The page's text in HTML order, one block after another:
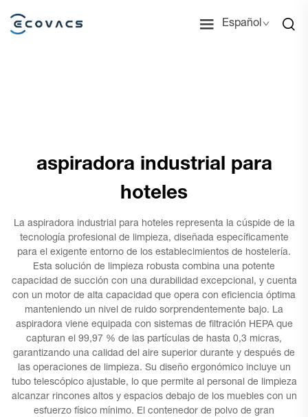
Español
aspiradora industrial para
hoteles
La aspiradora industrial para hoteles representa la cúspide de la
tecnología profesional de limpieza, diseñada específicamente
para el exigente entorno de los establecimientos de hostelería.
Esta solución de limpieza robusta combina una potente
capacidad de succión con una durabilidad excepcional, y cuenta
con un motor de alta capacidad que opera con eficiencia óptima
manteniendo un nivel de ruido sorprendentemente bajo. La
aspiradora viene equipada con sistemas de filtración HEPA que
capturan el 99,97 % de las partículas de hasta 0,3 micras,
garantizando una calidad del aire superior durante y después de
las operaciones de limpieza. Su diseño ergonómico incluye un
tubo telescópico ajustable, lo que permite al personal de limpieza
alcanzar rincones altos y espacios debajo de los muebles con un
esfuerzo físico mínimo. El contenedor de polvo de gran